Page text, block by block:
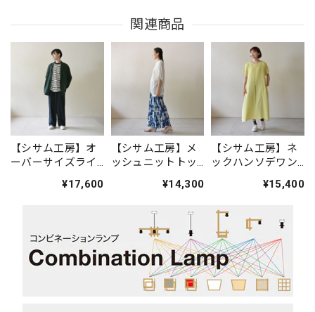
関連商品
【シサム工房】オ
ーバーサイズライ
クグリーン)¥17,600
【シサム工房】メ
ッシュニットトッ
¥14,300
【シサム工房】ネ
ックハンソデワン
¥15,400